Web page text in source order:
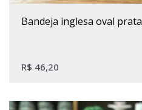
bandeja inglesa oval prata
R$ 46,20